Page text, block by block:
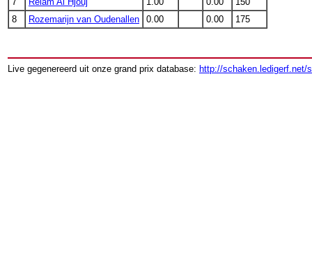
8
Rozemarijn van Oudenallen 0.00 0.00 175
Live gegenereerd uit onze grand prix database: http://schaken.ledigerf.net/